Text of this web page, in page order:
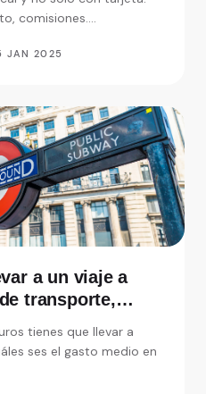
comisiones....
JAN 2025
a un viaje a
transporte,
tienes que llevar a
ses el gasto medio en